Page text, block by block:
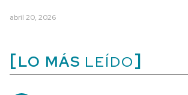
abril 20, 2026
LO MÁS LEÍDO